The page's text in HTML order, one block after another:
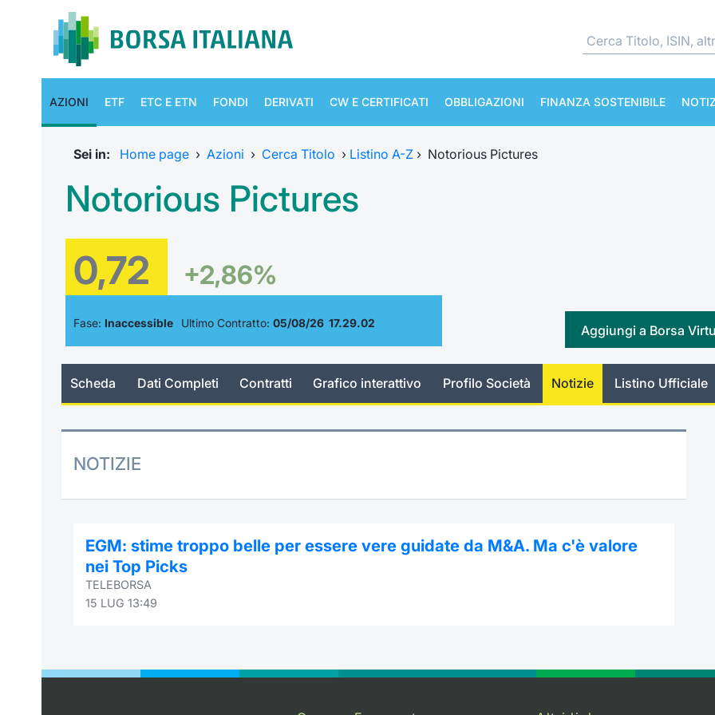
AZIONI ETF ETC E ETN FONDI DERIVATI CW E CERTIFICATI OBBLIGAZIONI FINANZA SOSTENIBILE
Sei in: Home page › Azioni › Cerca Titolo › Listino A-Z › Notorious Pictures
Notorious Pictures
0,72 +2,86%
Fase: Inaccessible Ultimo Contratto: 05/08/26 17.29.02 Aggiungi a Borsa
Scheda Dati Completi Contratti Grafico interattivo Profilo Società Notizie Listino Ufficiale
NOTIZIE
EGM: stime troppo belle per essere vere guidate da M&A. Ma c'è valore
nei Top Picks
TELEBORSA
15 LUG 13:49